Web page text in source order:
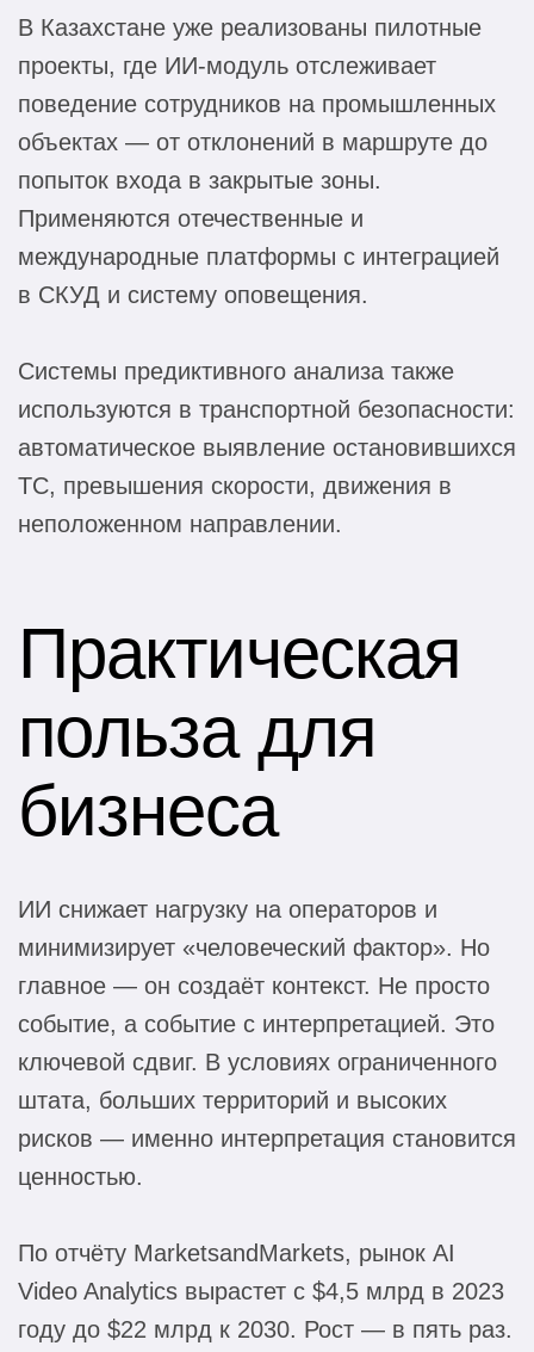
В Казахстане уже реализованы пилотные
проекты, где ИИ-модуль отслеживает
поведение сотрудников на промышленных
объектах — от отклонений в маршруте до
попыток входа в закрытые зоны.
Применяются отечественные и
международные платформы с интеграцией
в СКУД и систему оповещения.
Системы предиктивного анализа также
используются в транспортной безопасности:
автоматическое выявление остановившихся
ТС, превышения скорости, движения в
неположенном направлении.
Практическая
польза для
бизнеса
ИИ снижает нагрузку на операторов и
минимизирует «человеческий фактор». Но
главное — он создаёт контекст. Не просто
событие, а событие с интерпретацией. Это
ключевой сдвиг. В условиях ограниченного
штата, больших территорий и высоких
рисков — именно интерпретация становится
ценностью.
По отчёту MarketsandMarkets, рынок AI
Video Analytics вырастет с $4,5 млрд в 2023
году до $22 млрд к 2030. Рост — в пять раз.